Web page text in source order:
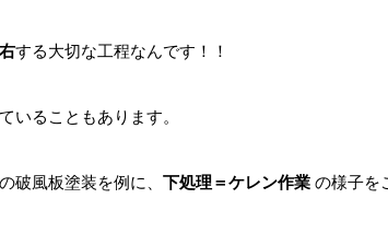
する大切な工程なんです！！
いることもあります。
破風板塗装を例に、 下処理＝ケレン作業の様子を